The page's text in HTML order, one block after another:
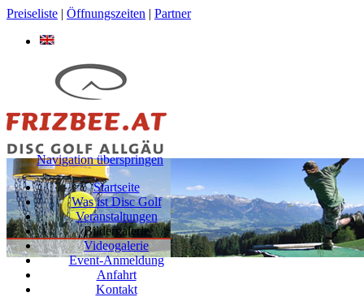
Preiseliste | Öffnungszeiten | Partner
Navigation überspringen
Startseite
Was ist Disc Golf
Veranstaltungen
Bildergalerie
Videogalerie
Event-Anmeldung
Anfahrt
Kontakt